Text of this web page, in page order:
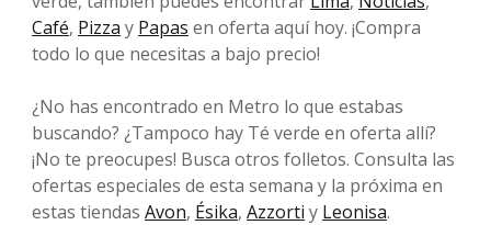
Café, Pizza y Papas en oferta aquí hoy. ¡Compra
todo lo que necesitas a bajo precio!
¿No has encontrado en Metro lo que estabas
buscando? ¿Tampoco hay Té verde en oferta allí?
¡No te preocupes! Busca otros folletos. Consulta las
ofertas especiales de esta semana y la próxima en
estas tiendas Avon, Ésika, Azzorti y Leonisa.